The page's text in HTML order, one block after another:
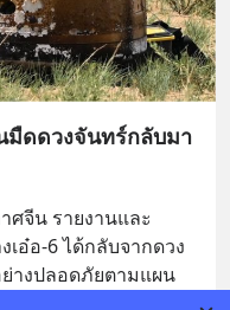
ดดวงจันทร์กลับมา
ศจีน รายงานและ
อ๋อ-6 ได้กลับจากดวง
างปลอดภัยตามแผน